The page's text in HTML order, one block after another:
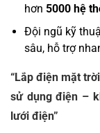
hơn 5000 hệ
Đội ngũ kỹ
sâu, hỗ trợ
“Lắp điện mặt
sử dụng điện –
lưới điện”